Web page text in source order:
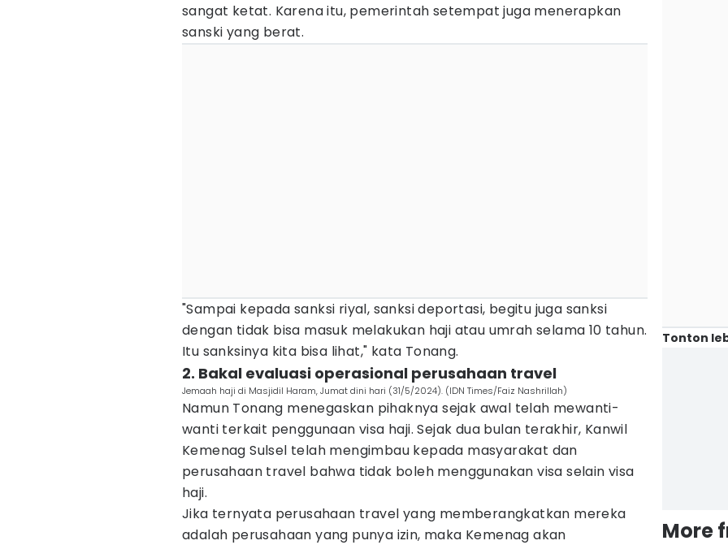
sangat ketat. Karena itu, pemerintah setempat juga menerapkan
sanski yang berat.
"Sampai kepada sanksi riyal, sanksi deportasi, begitu juga sanksi
dengan tidak bisa masuk melakukan haji atau umrah selama 10 tahun.
Itu sanksinya kita bisa lihat," kata Tonang.
2. Bakal evaluasi operasional perusahaan travel
Jemaah haji di Masjidil Haram, Jumat dini hari (31/5/2024). (IDN Times/Faiz Nashrillah)
Namun Tonang menegaskan pihaknya sejak awal telah mewanti-
wanti terkait penggunaan visa haji. Sejak dua bulan terakhir, Kanwil
Kemenag Sulsel telah mengimbau kepada masyarakat dan
perusahaan travel bahwa tidak boleh menggunakan visa selain visa
haji.
Jika ternyata perusahaan travel yang memberangkatkan mereka
adalah perusahaan yang punya izin, maka Kemenag akan
Tonton
More